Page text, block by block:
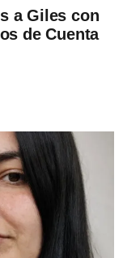
a Giles con
de Cuenta